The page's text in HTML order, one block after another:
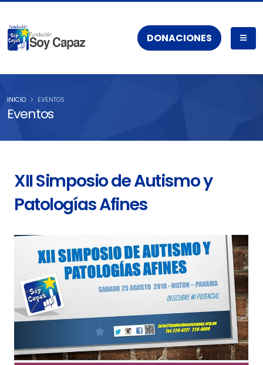
DONACIONES
Eventos
INICIO EVENTOS
XII Simposio de Autismo y
Patologías Afines